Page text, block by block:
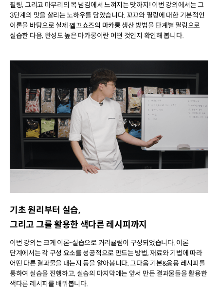
필링, 그리고 마무리의 목 넘김에서 느껴지는 맛까지! 이번 강의에서는 그
3단계의 맛을 살리는 노하우를 담았습니다. 꼬끄와 필링에 대한 기본적인
이론을 바탕으로 실제 껠끄쇼즈의 마카롱 생산 방법을 단계별 필링으로
실습한 다음, 완성도 높은 마카롱이란 어떤 것인지 확인해 봅니다.
기초 원리부터 실습,
그리고 그를 활용한 색다른 레시피까지
이번 강의는 크게 이론-실습으로 커리큘럼이 구성되었습니다. 이론
단계에서는 각 구성 요소를 성공적으로 만드는 방법, 재료와 기법에 따라
어떤 다른 결과물을 내는지 등을 알아봅니다. 그다음 기본&응용 레시피를
통하여 실습을 진행하고, 실습의 마지막에는 앞서 만든 결과물들을 활용한
색다른 레시피를 배워봅니다.